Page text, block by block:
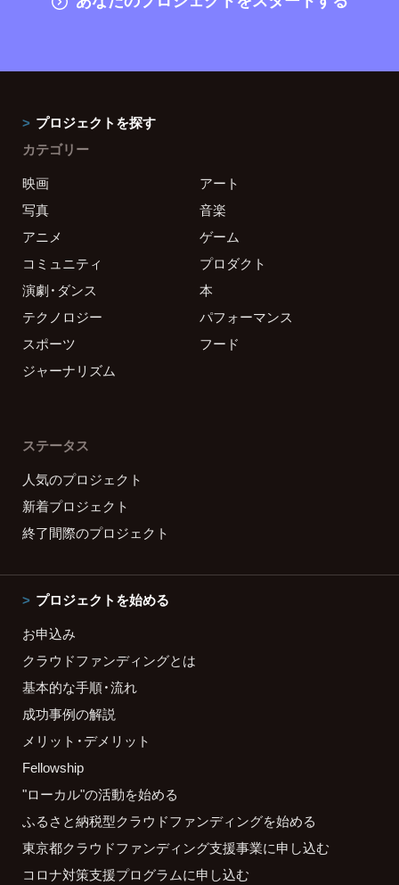
プロジェクトを探す
カテゴリー
映画
アート
写真
音楽
アニメ
ゲーム
コミュニティ
プロダクト
演劇・ダンス
本
テクノロジー
パフォーマンス
スポーツ
フード
ジャーナリズム
ステータス
人気のプロジェクト
新着プロジェクト
終了間際のプロジェクト
プロジェクトを始める
お申込み
クラウドファンディングとは
基本的な手順・流れ
成功事例の解説
メリット・デメリット
Fellowship
"ローカル"の活動を始める
ふるさと納税型クラウドファンディングを始める
東京都クラウドファンディング支援事業に申し込む
コロナ対策支援プログラムに申し込む